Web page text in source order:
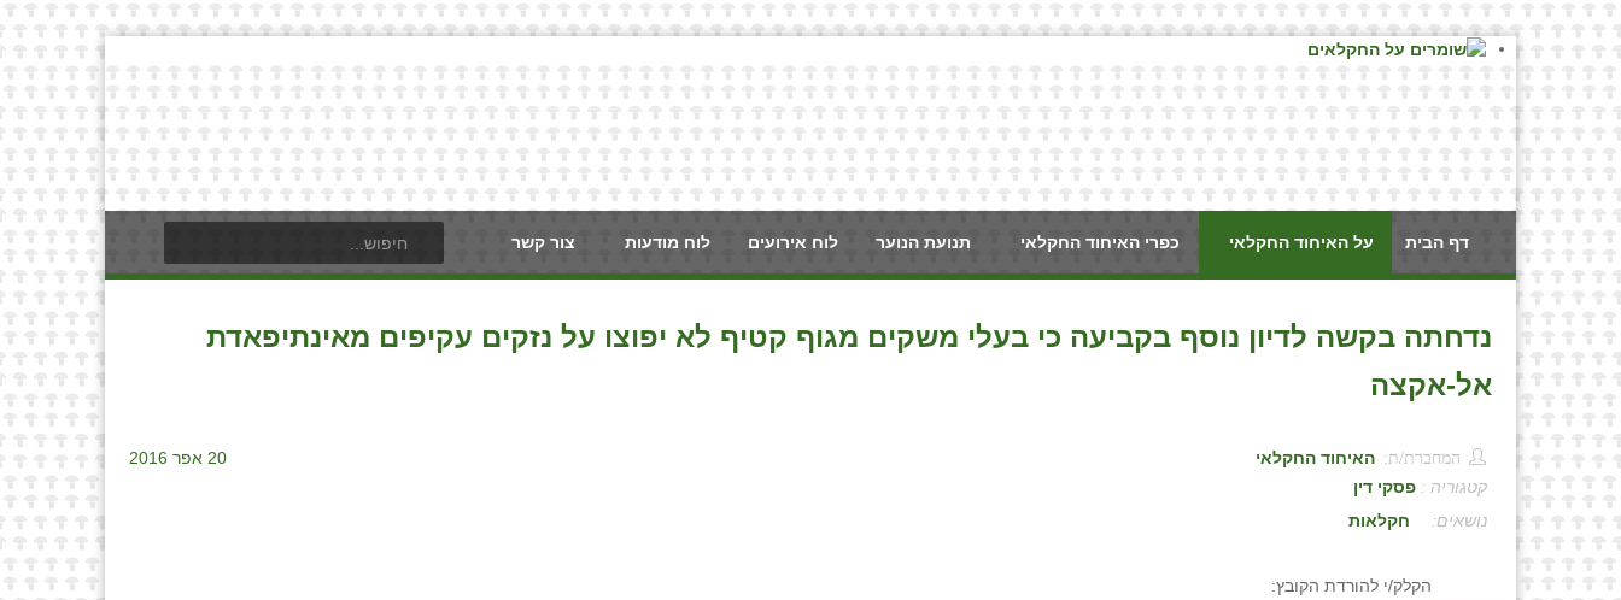
דף הבית על האיחוד החקלאי כפרי האיחוד החקלאי תנועת הנוער לוח אירועים לוח מודעות צור קשר
נדחתה בקשה לדיון נוסף בקביעה כי בעלי משקים מגוף קטיף לא יפוצו על נזקים עקיפים מאינתיפאדת
אל-אקצה
20 אפר 2016 המחברת/ת: האיחוד החקלאי
קטגוריה : פסקי דין
:
חקלאות
הקלק/י להורדת הקובץ: